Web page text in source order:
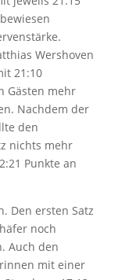
Wershoven
21:10
Gästen mehr
Nachdem der
den
nichts mehr
Punkte an
Den ersten Satz
noch
Auch den
mit einer